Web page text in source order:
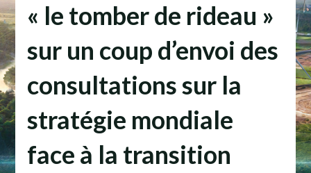
« le tomber de rideau »
sur un coup d’envoi des
consultations sur la
stratégie mondiale
face à la transition